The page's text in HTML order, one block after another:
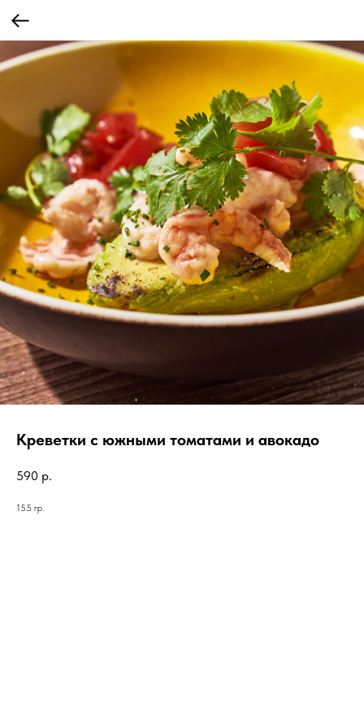
Креветки с южными томатами и авокадо
590 р.
155 гр.